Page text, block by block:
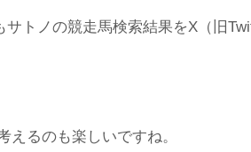
サトノの競走馬検索結果をX（旧
えるのも楽しいですね。